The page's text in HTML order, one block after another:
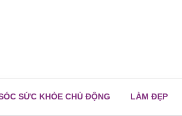
SỨC KHỎE CHỦ ĐỘNG LÀM ĐẸP